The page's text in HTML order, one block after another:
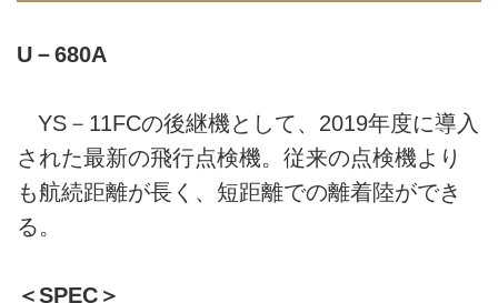
U－680A
YS－11FCの後継機として、2019年度に導入
された最新の飛行点検機。従来の点検機より
も航続距離が長く、短距離での離着陸ができ
る。
＜SPEC＞